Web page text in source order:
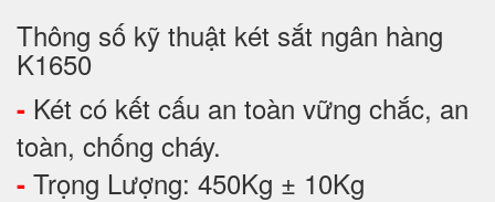
Thông số kỹ thuật két sắt ngân hàng
K1650
- Két có kết cấu an toàn vững chắc, an
toàn, chống cháy.
- Trọng Lượng: 450Kg ± 10Kg